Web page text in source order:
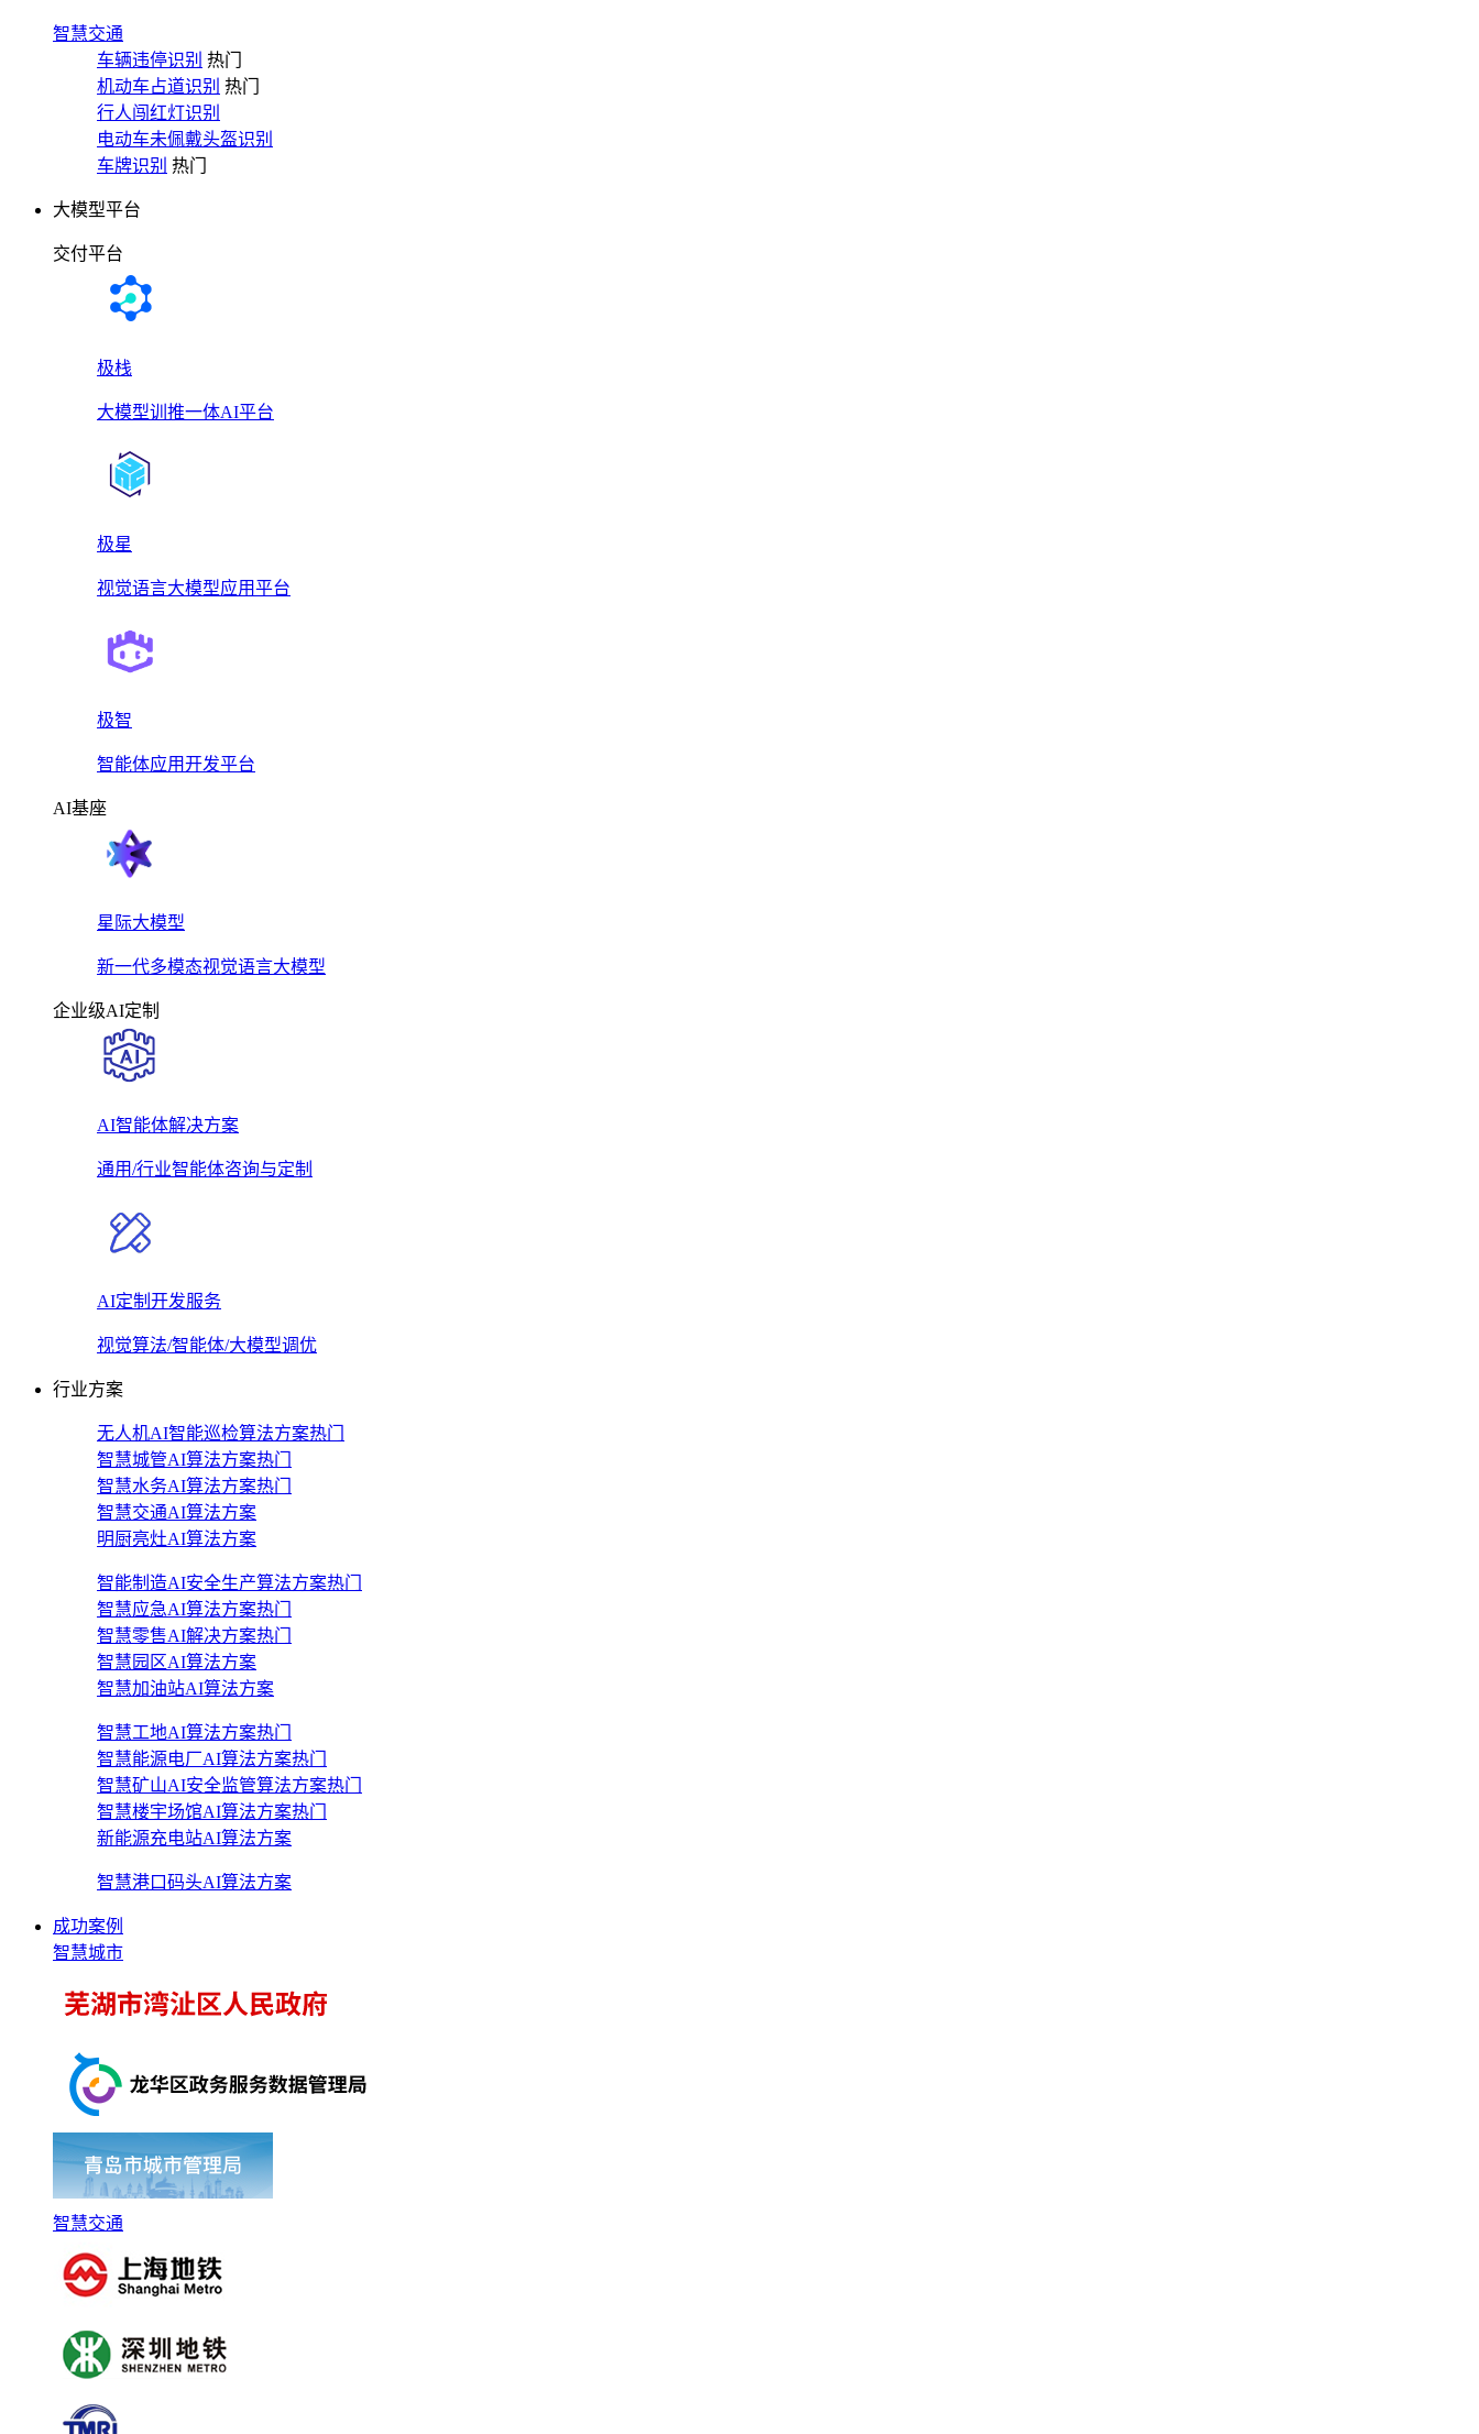
智慧交通
车辆违停识别 热门
机动车占道识别 热门
行人闯红灯识别
电动车未佩戴头盔识别
车牌识别 热门
大模型平台
交付平台
极栈
大模型训推一体AI平台
极星
视觉语言大模型应用平台
极智
智能体应用开发平台
AI基座
星际大模型
新一代多模态视觉语言大模型
企业级AI定制
AI智能体解决方案
通用/行业智能体咨询与定制
AI定制开发服务
视觉算法/智能体/大模型调优
行业方案
无人机AI智能巡检算法方案热门
智慧城管AI算法方案热门
智慧水务AI算法方案热门
智慧交通AI算法方案
明厨亮灶AI算法方案
智能制造AI安全生产算法方案热门
智慧应急AI算法方案热门
智慧零售AI解决方案热门
智慧园区AI算法方案
智慧加油站AI算法方案
智慧工地AI算法方案热门
智慧能源电厂AI算法方案热门
智慧矿山AI安全监管算法方案热门
智慧楼宇场馆AI算法方案热门
新能源充电站AI算法方案
智慧港口码头AI算法方案
成功案例
智慧城市
智慧交通